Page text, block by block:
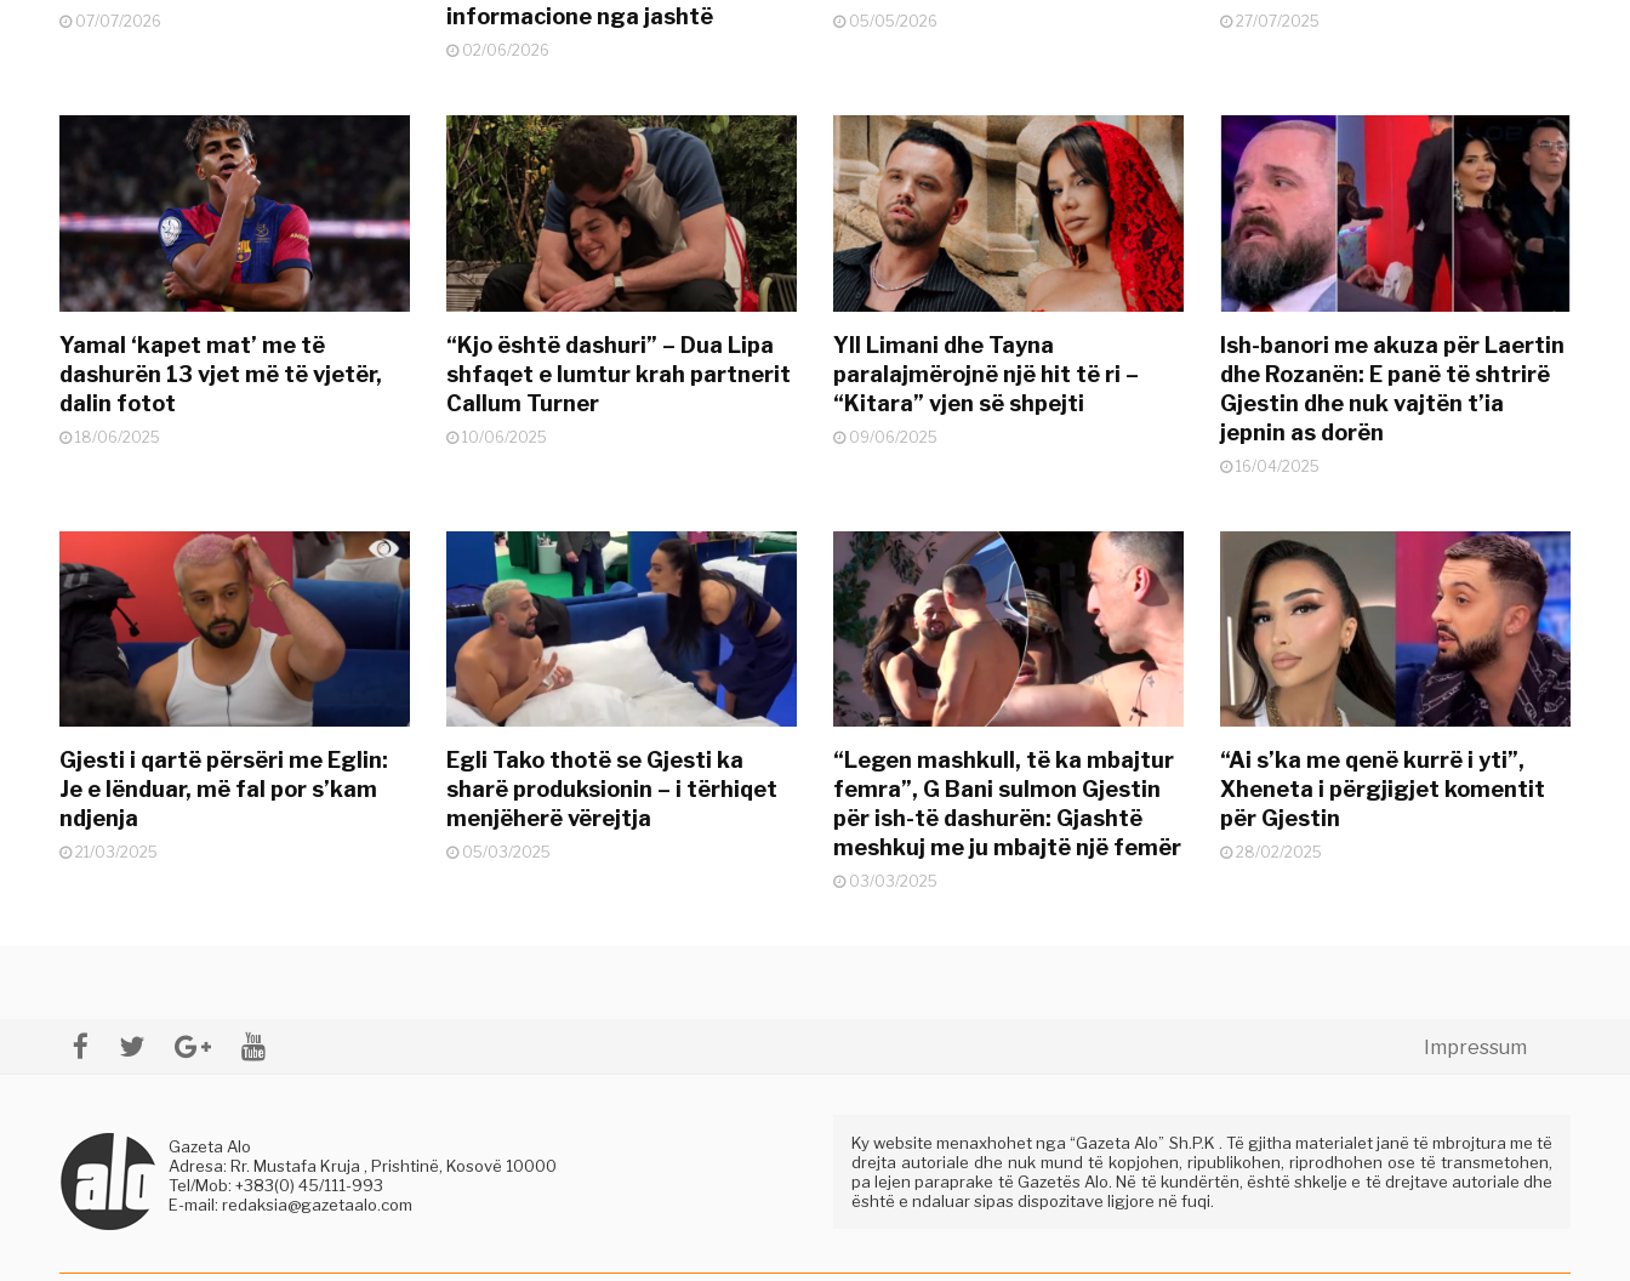
07/07/2026
informacione nga jashtë
02/06/2026
05/05/2026 27/07/2025
Yamal ‘kapet mat’ me të
dashurën 13 vjet më të vjetër,
dalin fotot
18/06/2025
“Kjo është dashuri” – Dua Lipa
shfaqet e lumtur krah partnerit
Callum Turner
10/06/2025
Yll Limani dhe Tayna
paralajmërojnë një hit të ri –
“Kitara” vjen së shpejti
09/06/2025
Ish-banori me akuza për Laertin
dhe Rozanën: E panë të shtrirë
Gjestin dhe nuk vajtën t’ia
jepnin as dorën
16/04/2025
Gjesti i qartë përsëri me Eglin:
Je e lënduar, më fal por s’kam
ndjenja
21/03/2025
Egli Tako thotë se Gjesti ka
sharë produksionin – i tërhiqet
menjëherë vërejtja
05/03/2025
“Legen mashkull, të ka mbajtur
femra”, G Bani sulmon Gjestin
për ish-të dashurën: Gjashtë
meshkuj me ju mbajtë një femër
03/03/2025
“Ai s’ka me qenë kurrë i yti”,
Xheneta i përgjigjet komentit
për Gjestin
28/02/2025
Impressum
Gazeta Alo
Adresa: Rr. Mustafa Kruja , Prishtinë, Kosovë 10000
Tel/Mob: +383(0) 45/111-993
E-mail: redaksia@gazetaalo.com
Ky website menaxhohet nga “Gazeta Alo” Sh.P.K . Të gjitha materialet janë të mbrojtura me të
drejta autoriale dhe nuk mund të kopjohen, ripublikohen, riprodhohen ose të transmetohen,
pa lejen paraprake të Gazetës Alo. Në të kundërtën, është shkelje e të drejtave autoriale dhe
është e ndaluar sipas dispozitave ligjore në fuqi.